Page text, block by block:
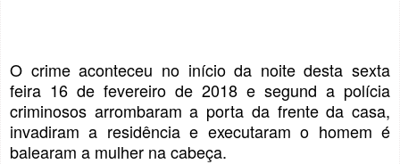
O crime aconteceu no início da noite desta sexta
feira 16 de fevereiro de 2018 e segund a polícia
criminosos arrombaram a porta da frente da casa,
invadiram a residência e executaram o homem é
balearam a mulher na cabeça.